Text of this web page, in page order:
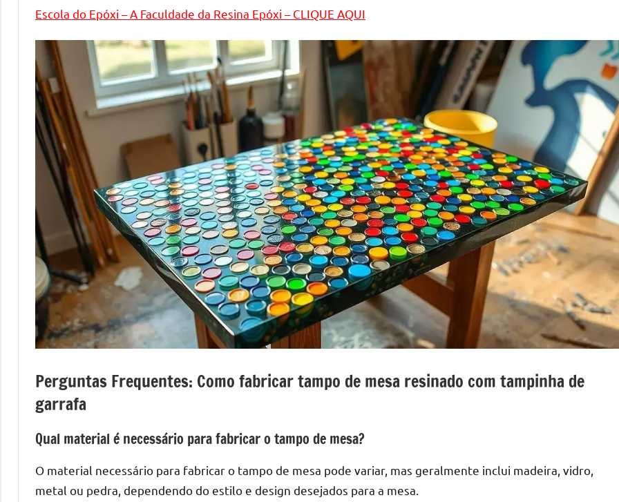
como
populares
River
Tables
e
mesas
de
tampinhas
resinadas.
Escola do Epóxi – A Faculdade da Resina Epóxi – CLIQUE AQUI
Perguntas Frequentes: Como fabricar tampo de mesa resinado com tampinha de
garrafa
Qual material é necessário para fabricar o tampo de mesa?
O material necessário para fabricar o tampo de mesa pode variar, mas geralmente inclui madeira, vidro,
metal ou pedra, dependendo do estilo e design desejados para a mesa.